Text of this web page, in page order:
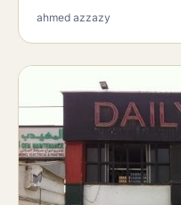
ahmed azzazy